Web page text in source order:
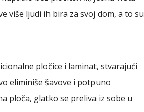
više ljudi ih bira za svoj dom, a to su
pločice i laminat, stvarajući
eliminiše šavove i potpuno
ploča, glatko se preliva iz sobe u